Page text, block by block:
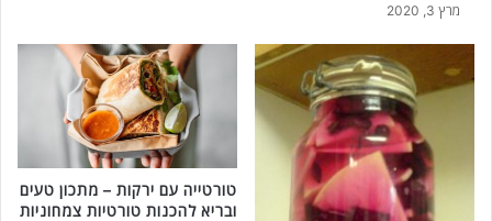
מרץ 3, 2020
טורטייה עם ירקות – מתכון טעים
ובריא להכנות טורטיות צמחוניות